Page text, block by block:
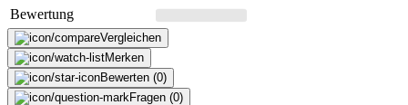
Bewertung
Vergleichen
Merken
Bewerten (0)
Fragen (0)